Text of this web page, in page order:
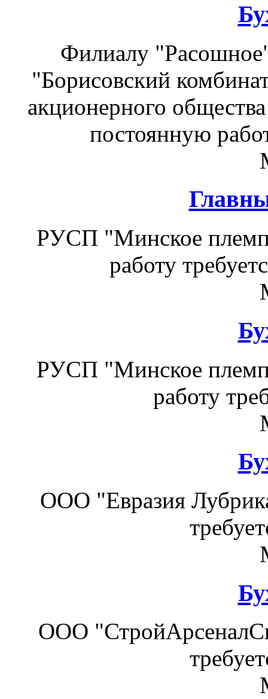
Филиалу
"Борисовский
акционерного
постоянную
РУСП "Минское
работу
РУСП "Минское
работу
ООО "Евразия
ООО